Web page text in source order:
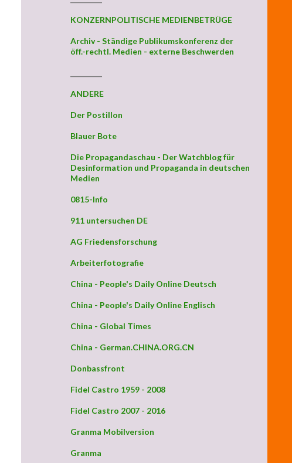
KONZERNPOLITISCHE MEDIENBETRÜGE
Archiv - Ständige Publikumskonferenz der
öff.-rechtl. Medien - externe Beschwerden
ANDERE
Der Postillon
Blauer Bote
Die Propagandaschau - Der Watchblog für
Desinformation und Propaganda in deutschen
Medien
0815-Info
911 untersuchen DE
AG Friedensforschung
Arbeiterfotografie
China - People's Daily Online Deutsch
China - People's Daily Online Englisch
China - Global Times
China - German.CHINA.ORG.CN
Donbassfront
Fidel Castro 1959 - 2008
Fidel Castro 2007 - 2016
Granma Mobilversion
Granma